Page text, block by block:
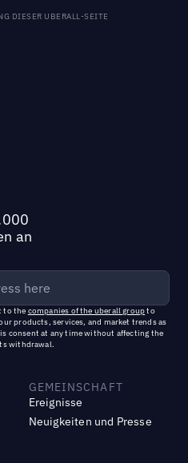
DIESER UBERALL-SEITE
an
to the companies of the uberall groupto
products, services, and market trends as
consent at any time without affecting the
withdrawal.
GEMEINSCHAFT
Ereignisse
Neuigkeiten und Presse